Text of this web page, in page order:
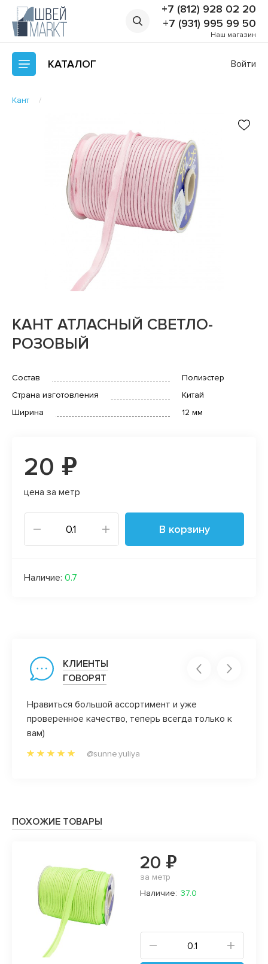
+7 (812) 928 02 20
+7 (931) 995 99 50
Наш магазин
КАТАЛОГ Войти
Кант
КАНТ АТЛАСНЫЙ СВЕТЛО-
РОЗОВЫЙ
Состав
Полиэстер
Страна изготовления
Китай
Ширина
12 мм
20 ₽
цена за метр
В корзину
Наличие: 0.7
КЛИЕНТЫ
ГОВОРЯТ
Нравиться большой ассортимент и уже
проверенное качество, теперь всегда только к
вам)
@sunne.yuliya
ПОХОЖИЕ ТОВАРЫ
20 ₽
за метр
Наличие: 37.0